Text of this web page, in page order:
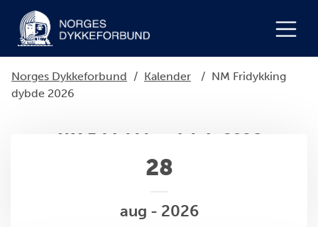
Norges Dykkeforbund / Kalender / NM Fridykking
dybde 2026
NM Fridykking dybde 2026
28
aug - 2026